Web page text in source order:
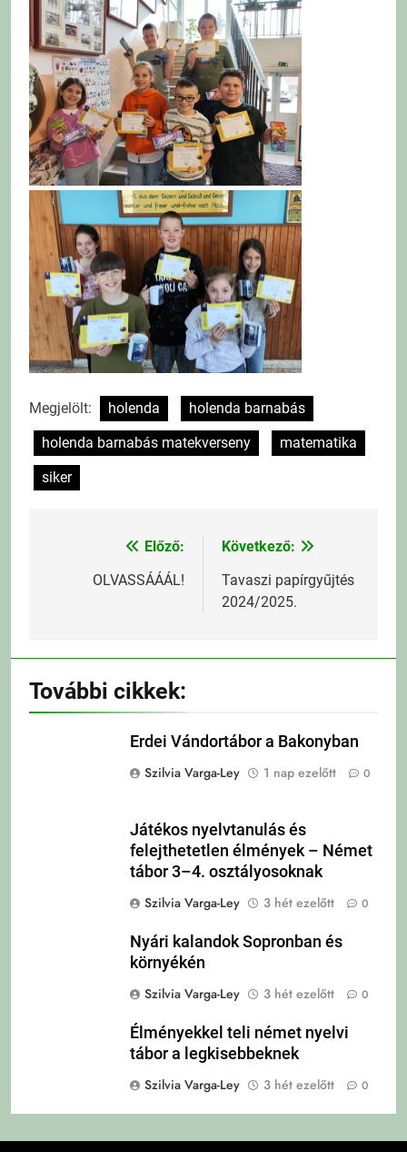
Megjelölt: holenda
holenda barnabás
holenda barnabás matekverseny
matematika
siker
Bejegyzés
navigáció
Előző:
OLVASSÁÁÁL!
Következő:
Tavaszi papírgyűjtés
2024/2025.
További cikkek:
Erdei Vándortábor a Bakonyban
Szilvia Varga-Ley
1 nap ezelőtt 0
Játékos nyelvtanulás és
felejthetetlen élmények – Német
tábor 3–4. osztályosoknak
Szilvia Varga-Ley
3 hét ezelőtt 0
Nyári kalandok Sopronban és
környékén
Szilvia Varga-Ley
3 hét ezelőtt 0
Élményekkel teli német nyelvi
tábor a legkisebbeknek
Szilvia Varga-Ley
3 hét ezelőtt 0